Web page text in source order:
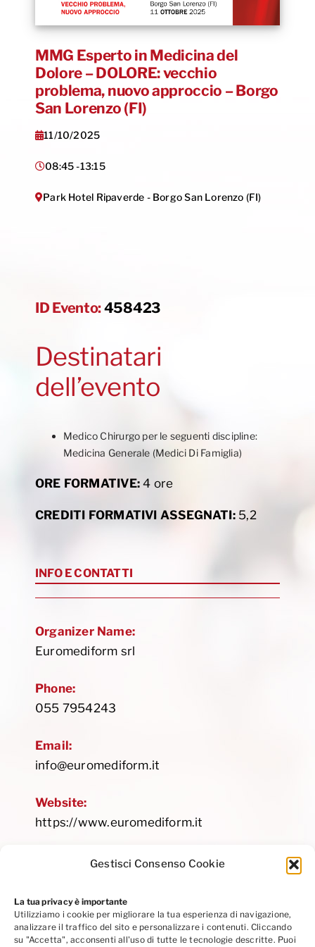
Gestisci Consenso Cookie
La tua privacy è importante
Utilizziamo i cookie per migliorare la tua esperienza di navigazione,
analizzare il traffico del sito e personalizzare i contenuti. Cliccando
su "Accetta", acconsenti all'uso di tutte le tecnologie descritte. Puoi
MMG Esperto in Medicina del
Dolore – DOLORE: vecchio
problema, nuovo approccio – Borgo
San Lorenzo (FI)
11/10/2025
08:45 -13:15
Park Hotel Ripaverde - Borgo San Lorenzo (FI)
ID Evento:458423
Destinatari
dell’evento
Medico Chirurgo per le seguenti discipline:
Medicina Generale (Medici Di Famiglia)
ORE FORMATIVE:4 ore
CREDITI FORMATIVI ASSEGNATI:5,2
INFO E CONTATTI
Organizer Name:
Euromediform srl
Phone:
055 7954243
Email:
info@euromediform.it
Website:
https://www.euromediform.it
Privacy Policy|Cookie Policy|Codice Etico
Seguici su Linkedin